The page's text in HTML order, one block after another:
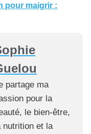
pour maigrir :
partage ma
pour la
le bien-être,
nutrition et la